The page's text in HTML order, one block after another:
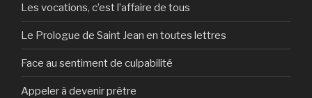
Les vocations, c’est l’affaire de tous
Le Prologue de Saint Jean en toutes lettres
Face au sentiment de culpabilité
Appeler à devenir prêtre